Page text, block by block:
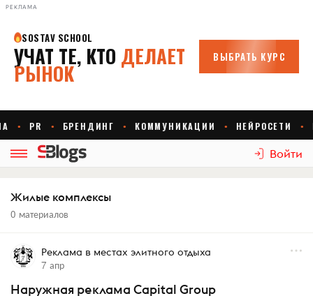
РЕКЛАМА
Войти
Жилые комплексы
0 материалов
Реклама в местах элитного отдыха
7 апр
Наружная реклама Capital Group